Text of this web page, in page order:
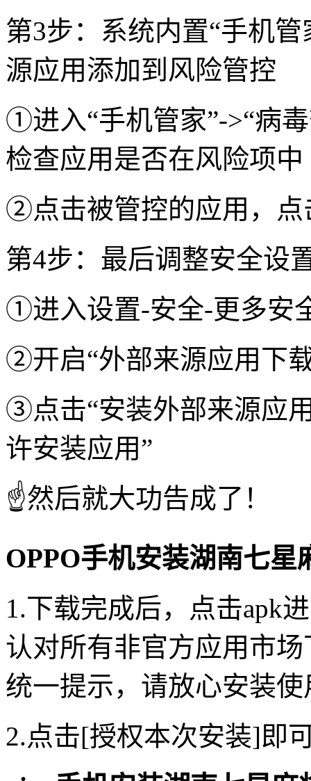
第3步：系统内置“手机
源应用添加到风险管控
①进入“手机管家”->“病
检查应用是否在风险项中
②点击被管控的应用，点
第4步：最后调整安全设
①进入设置-安全-更多安
②开启“外部来源应用下
③点击“安装外部来源应
许安装应用”
☝️然后就大功告成了！
OPPO手机安装湖南七星
1.下载完成后，点击apk
认对所有非官方应用市
统一提示，请放心安装使
2.点击[授权本次安装]即